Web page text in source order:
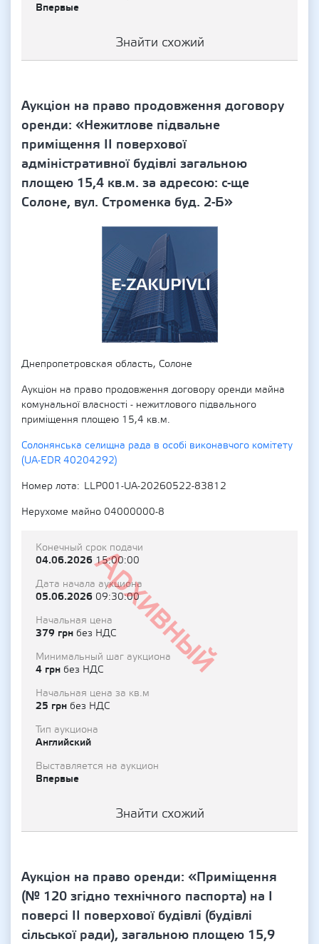
Впервые
Знайти схожий
Аукціон на право продовження договору
оренди: «Нежитлове підвальне
приміщення ІІ поверхової
адміністративної будівлі загальною
площею 15,4 кв.м. за адресою: с-ще
Солоне, вул. Строменка буд. 2-Б»
Днепропетровская область, Солоне
Аукціон на право продовження договору оренди майна
комунальної власності - нежитлового підвального
приміщення площею 15,4 кв.м.
Солонянська селищна рада в особі виконавчого комітету
(UA-EDR 40204292)
Номер лота
LLP001-UA-20260522-83812
Нерухоме майно 04000000-8
Архивный
Конечный срок подачи
04.06.202615:00:00
Дата начала аукциона
05.06.2026 09:30:00
Начальная цена
379 грн без НДС
Минимальный шаг аукциона
4 грн без НДС
Начальная цена за кв.м
25 грн без НДС
Тип аукциона
Английский
Выставляется на аукцион
Впервые
Знайти схожий
Аукціон на право оренди: «Приміщення
(№ 120 згідно технічного паспорта) на І
поверсі ІІ поверхової будівлі (будівлі
сільської ради), загальною площею 15,9